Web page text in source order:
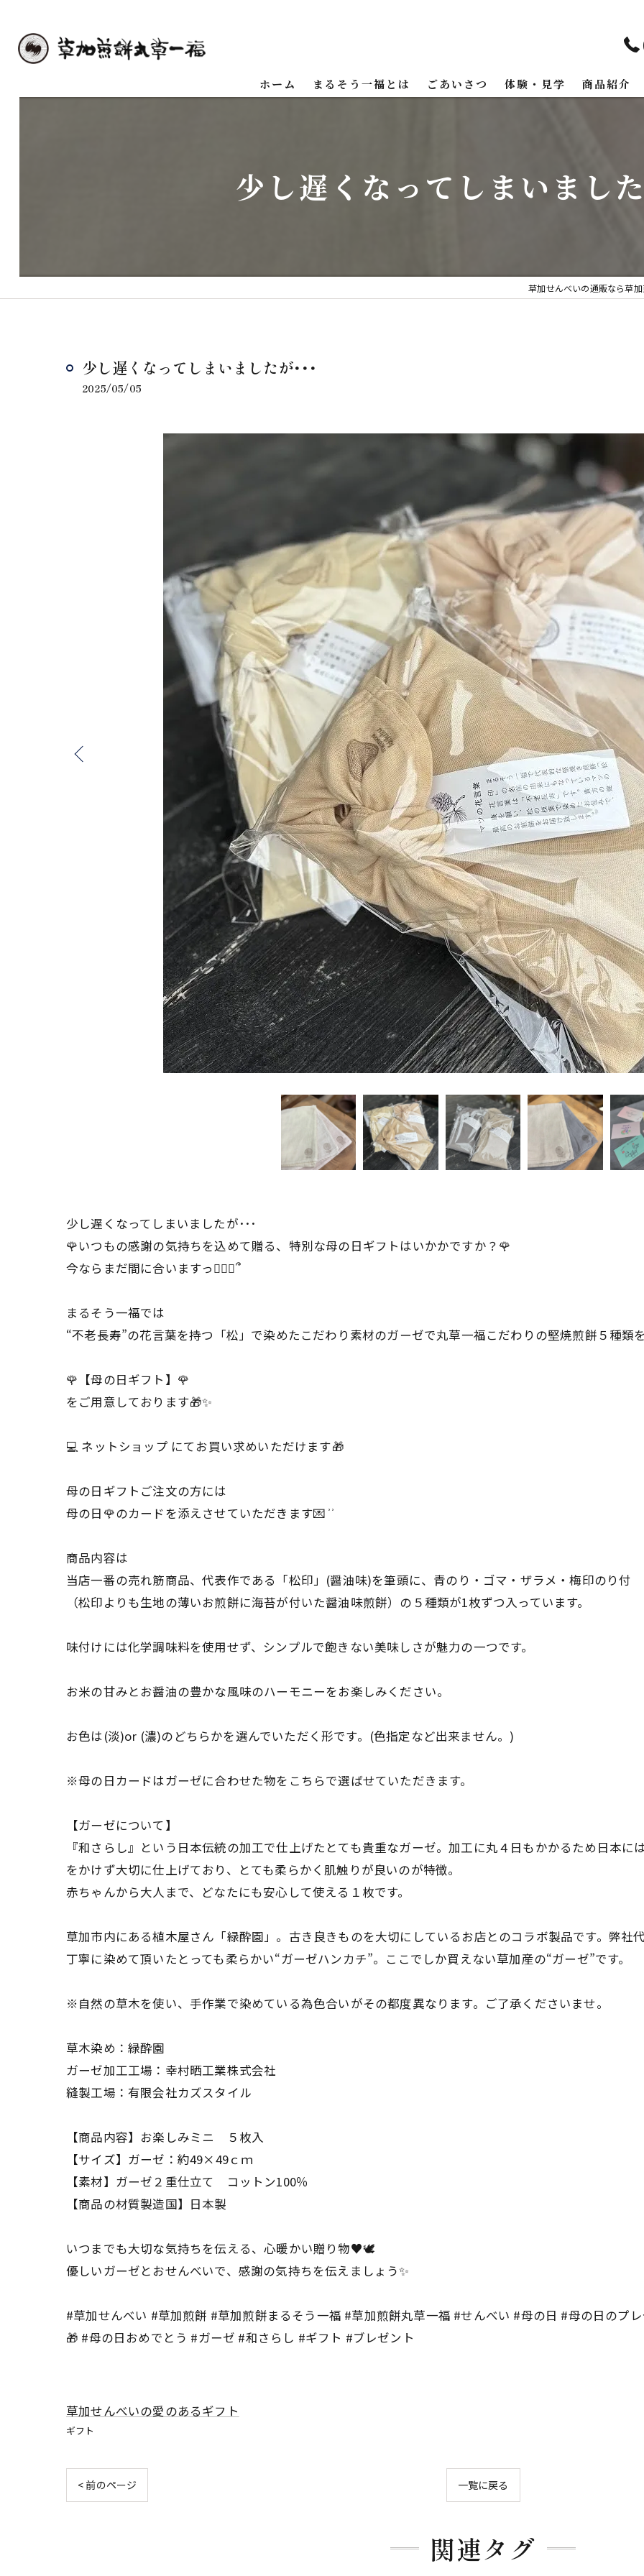
ホーム まるそう一福とは ごあいさつ 体験・見学 商品紹介
少し遅くなってしまいまし
草加せんべいの通販なら草
少し遅くなってしまいましたが･･･
2025/05/05
少し遅くなってしまいましたが･･･
🌹いつもの感謝の気持ちを込めて贈る、特別な母の日ギフトはいかかですか？🌹
今ならまだ間に合いますっ🙇🏻‍♀️՞
まるそう一福では
“不老長寿”の花言葉を持つ「松」で染めたこだわり素材のガーゼで丸草一福こだわりの堅焼煎餅５種類
🌹【母の日ギフト】🌹
をご用意しております🎁✨️
💻 ネットショップ にてお買い求めいただけます🎁
母の日ギフトご注文の方には
母の日🌹のカードを添えさせていただきます‪💌 ͗ ͗‬
商品内容は
当店一番の売れ筋商品、代表作である「松印」(醤油味)を筆頭に、青のり・ゴマ・ザラメ・梅印のり付
（松印よりも生地の薄いお煎餅に海苔が付いた醤油味煎餅）の５種類が1枚ずつ入っています。
味付けには化学調味料を使用せず、シンプルで飽きない美味しさが魅力の一つです。
お米の甘みとお醤油の豊かな風味のハーモニーをお楽しみください。
お色は(淡)or (濃)のどちらかを選んでいただく形です。(色指定など出来ません。)
※母の日カードはガーゼに合わせた物をこちらで選ばせていただきます。
【ガーゼについて】
『和さらし』という日本伝統の加工で仕上げたとても貴重なガーゼ。加工に丸４日もかかるため日本に
をかけず大切に仕上げており、とても柔らかく肌触りが良いのが特徴。
赤ちゃんから大人まで、どなたにも安心して使える１枚です。
草加市内にある植木屋さん「緑酔園」。古き良きものを大切にしているお店とのコラボ製品です。弊社
丁寧に染めて頂いたとっても柔らかい“ガーゼハンカチ”。ここでしか買えない草加産の“ガーゼ”です。
※自然の草木を使い、手作業で染めている為色合いがその都度異なります。ご了承くださいませ。
草木染め：緑酔園
ガーゼ加工工場：幸村晒工業株式会社
縫製工場：有限会社カズスタイル
【商品内容】お楽しみミニ ５枚入
【サイズ】ガーゼ：約49×49ｃｍ
【素材】ガーゼ２重仕立て コットン100％
【商品の材質製造国】日本製
いつまでも大切な気持ちを伝える、心暖かい贈り物♥️🕊
優しいガーゼとおせんべいで、感謝の気持ちを伝えましょう✨
#草加せんべい #草加煎餅 #草加煎餅まるそう一福 #草加煎餅丸草一福 #せんべい #母の日 #母の日のプ
🎁 #母の日おめでとう #ガーゼ #和さらし #ギフト #ブレゼント
草加せんべいの愛のあるギフト
ギフト
< 前のページ 一覧に戻る
関連タグ